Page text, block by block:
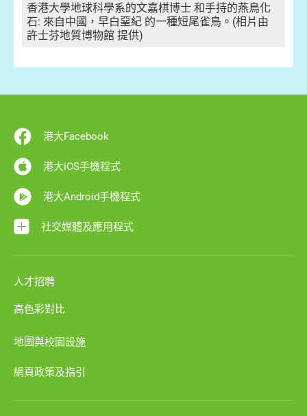
香港大學地球科學系的文嘉棋博士 和手持的燕鳥化
石: 來自中國，早白堊紀 的一種短尾雀鳥。(相片由
許士芬地質博物館 提供)
港大Facebook
港大iOS手機程式
港大Android手機程式
社交媒體及應用程式
人才招聘
高色彩對比
地圖與校園設施
網頁政策及指引